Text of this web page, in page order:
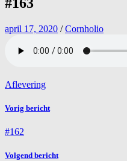
april 17, 2020 /Cornholio
Aflevering
Vorig bericht
#162
Volgend bericht